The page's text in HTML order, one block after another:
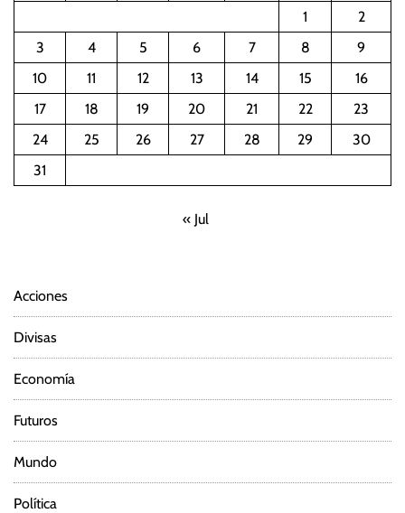
1
2
3
4 5 6 7 8
9
10
11 12 13 14 15
16
17
18 19 20 21 22
23
24
25 26 27 28 29
30
31
« Jul
Acciones
Divisas
Economía
Futuros
Mundo
Política